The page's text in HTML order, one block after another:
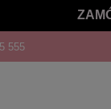
555